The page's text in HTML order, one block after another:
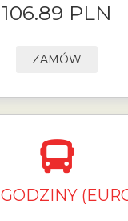
106.89 PLN
ZAMÓW
GODZINY